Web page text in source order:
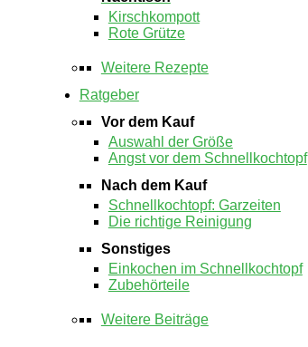
Kirschkompott
Rote Grütze
Weitere Rezepte
Ratgeber
Vor dem Kauf
Auswahl der Größe
Angst vor dem Schnellkochtopf
Nach dem Kauf
Schnellkochtopf: Garzeiten
Die richtige Reinigung
Sonstiges
Einkochen im Schnellkochtopf
Zubehörteile
Weitere Beiträge